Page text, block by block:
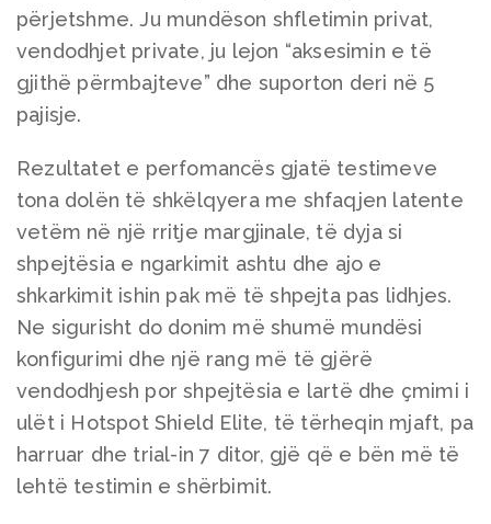
përjetshme. Ju mundëson shfletimin privat,
vendodhjet private, ju lejon “aksesimin e të
gjithë përmbajteve” dhe suporton deri në 5
pajisje.
Rezultatet e perfomancës gjatë testimeve
tona dolën të shkëlqyera me shfaqjen latente
vetëm në një rritje margjinale, të dyja si
shpejtësia e ngarkimit ashtu dhe ajo e
shkarkimit ishin pak më të shpejta pas lidhjes.
Ne sigurisht do donim më shumë mundësi
konfigurimi dhe një rang më të gjërë
vendodhjesh por shpejtësia e lartë dhe çmimi i
ulët i Hotspot Shield Elite, të tërheqin mjaft, pa
harruar dhe trial-in 7 ditor, gjë që e bën më të
lehtë testimin e shërbimit.